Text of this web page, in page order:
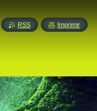
RSS Imprimir